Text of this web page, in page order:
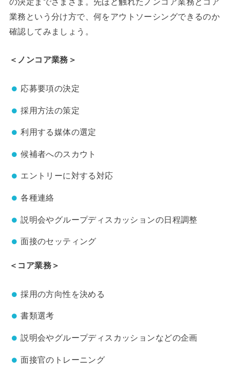
業務という分け方で、何をアウトソーシングできるのか
確認してみましょう。
＜ノンコア業務＞
応募要項の決定
採用方法の策定
利用する媒体の選定
候補者へのスカウト
エントリーに対する対応
各種連絡
説明会やグループディスカッションの日程調整
面接のセッティング
＜コア業務＞
採用の方向性を決める
書類選考
説明会やグループディスカッションなどの企画
面接官のトレーニング